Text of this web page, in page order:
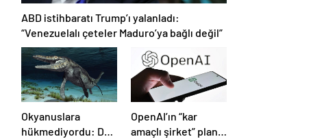
ABD istihbaratı Trump’ı yalanladı:
“Venezuelalı çeteler Maduro’ya bağlı değil”
Okyanuslara
hükmediyordu: Dev
OpenAI’ın “kar
amaçlı şirket” planı